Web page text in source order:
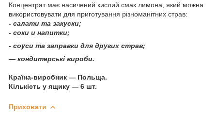
Концентрат має насичений кислий смак лимона, який можна
використовувати для приготування різноманітних страв:
- салати та закуски;
- соки и напитки;
- соуси та заправки для других страв;
— кондитерські вироби.
Країна-виробник — Польща.
Кількість у ящику — 6 шт.
Приховати